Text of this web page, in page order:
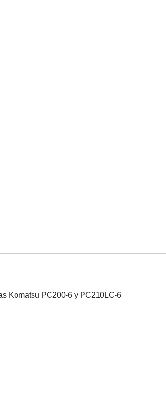
Komatsu PC200-6 y PC210LC-6